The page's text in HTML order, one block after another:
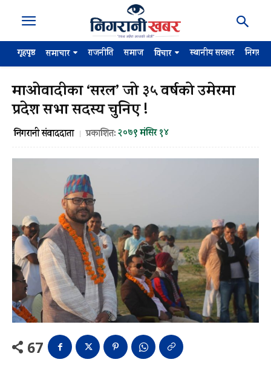
गृहपृष्ठ समाचार राजनीति समाज विचार स्थानीय सरकार
माओवादीका ‘सरल’ जो ३५ वर्षको उमेरमा
प्रदेश सभा सदस्य चुनिए !
निगरानी संवाददाता प्रकाशित:२०७९ मंसिर १४
67